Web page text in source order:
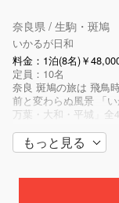
奈良県 / 生駒・斑鳩
いかるが日和
料金：1泊(8名)￥
定員：10名
奈良 斑鳩の旅は 飛鳥
前と変わらぬ風景 「
万葉・大和・平城」全
もっと見る